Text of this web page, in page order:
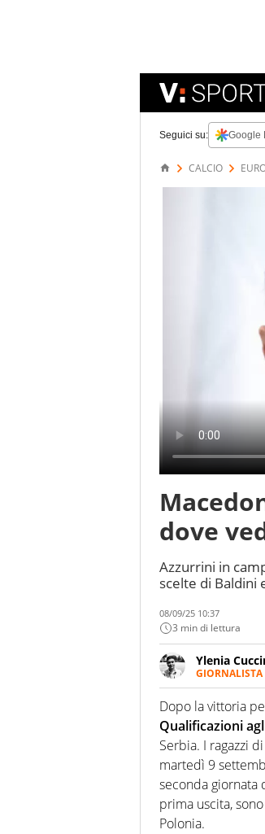
Seguici su: Google
CALCIO
dove
Azzurrini in
scelte di Baldini
08/09/25 10:37
3 min di lettura
Ylenia
GIORNALISTA
sguardo
riesce a
Dopo la vittoria
Qualificazioni
Serbia. I ragazzi di
martedì 9
seconda giornata
prima uscita,
Polonia.